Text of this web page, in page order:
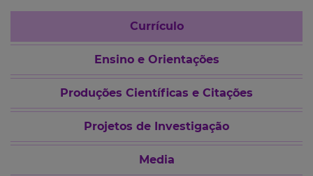
Currículo
Ensino e Orientações
Produções Científicas e Citações
Projetos de Investigação
Media